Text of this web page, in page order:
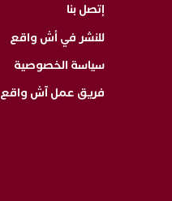
إتصل بنا
للنشر في أش واقع
سياسة الخصوصية
فريق عمل آش واقع